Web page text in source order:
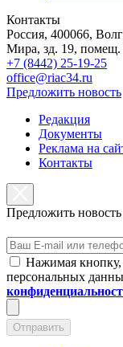
Контакты
Россия, 400066,
Мира, зд. 19, помещ.
+7 (8442) 25-19-25
office@riac34.ru
Предложить новость
Редакция
Документы
Реклама на
Контакты
Предложить новость
Нажимая кнопку,
персональных
Отправить